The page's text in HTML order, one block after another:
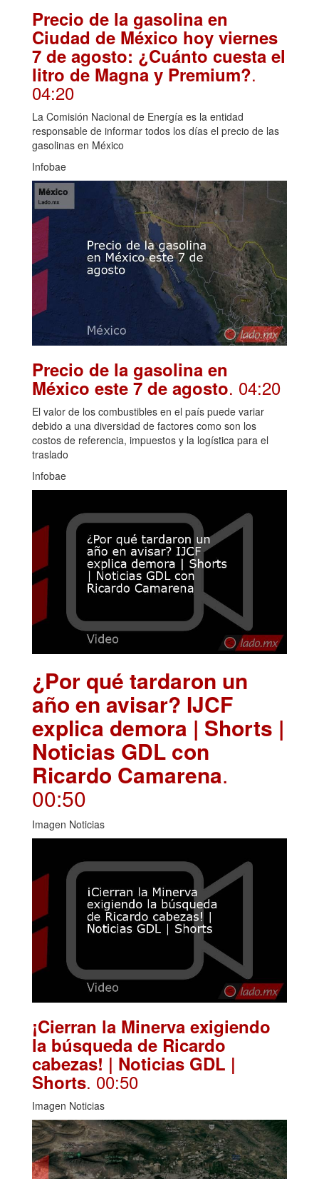
Precio de la gasolina en
Ciudad de México hoy viernes
7 de agosto: ¿Cuánto cuesta el
litro de Magna y Premium?.
04:20
La Comisión Nacional de Energía es la entidad
responsable de informar todos los días el precio de las
gasolinas en México
Infobae
Precio de la gasolina en
México este 7 de agosto. 04:20
El valor de los combustibles en el país puede variar
debido a una diversidad de factores como son los
costos de referencia, impuestos y la logística para el
traslado
Infobae
¿Por qué tardaron un
año en avisar? IJCF
explica demora | Shorts |
Noticias GDL con
Ricardo Camarena.
00:50
Imagen Noticias
¡Cierran la Minerva exigiendo
la búsqueda de Ricardo
cabezas! | Noticias GDL |
Shorts. 00:50
Imagen Noticias